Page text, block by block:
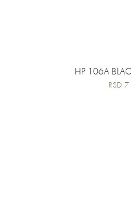
HP 106A
RSD